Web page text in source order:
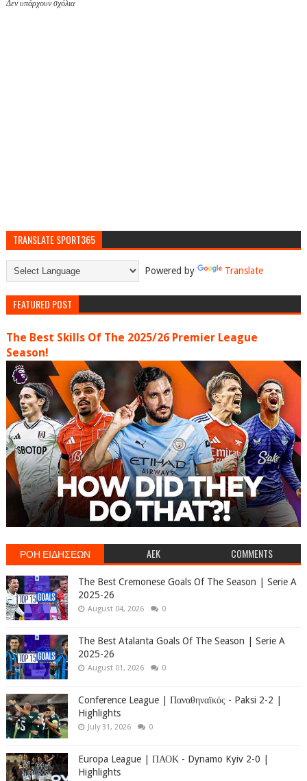
Δεν υπάρχουν σχόλια
TRANSLATE SPORT365
Powered by Translate
FEATURED POST
The Best Skills Of The 2025/26 Premier League
Season!
ΡΟΗ ΕΙΔΗΣΕΩΝ AEK COMMENTS
The Best Cremonese Goals Of The Season | Serie A
2025-26
August 04, 2026 0
The Best Atalanta Goals Of The Season | Serie A
2025-26
August 01, 2026 0
Conference League | Παναθηναϊκός - Paksi 2-2 |
Highlights
July 31, 2026 0
Europa League | ΠΑΟΚ - Dynamo Kyiv 2-0 |
Highlights